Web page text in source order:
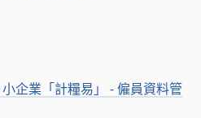
企業「計糧易」 - 僱員資料管